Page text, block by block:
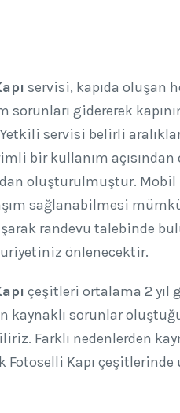
servisi, kapıda oluşan
gidererek
servisi belirli
bir kullanım
oluşturulmuştur. Mobil
sağlanabilmesi
randevu talebinde
önlenecektir.
çeşitleri ortalama 2 yıl
kaynaklı sorunlar
Farklı nedenlerden
Kapı